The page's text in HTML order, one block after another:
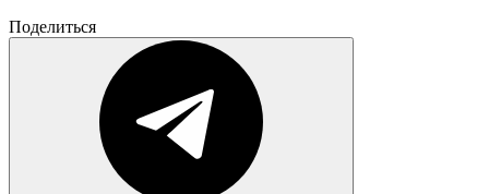
Поделиться